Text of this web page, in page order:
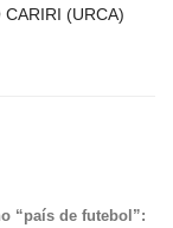
CARIRI (URCA)
“país de futebol”: